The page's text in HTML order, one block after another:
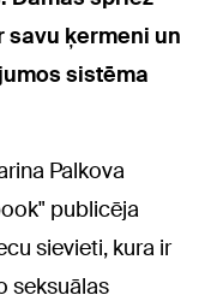
ķermeni un
sistēma
Palkova
publicēja
sievieti, kura ir
seksuālas